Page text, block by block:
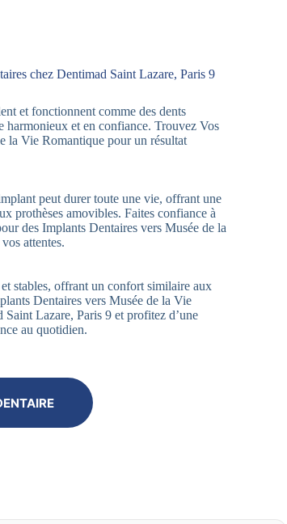
chez Dentimad Saint Lazare, Paris 9
et fonctionnent comme des dents
harmonieux et en confiance. Trouvez Vos
la Vie Romantique pour un résultat
peut durer toute une vie, offrant une
prothèses amovibles. Faites confiance à
des Implants Dentaires vers Musée de la
attentes.
stables, offrant un confort similaire aux
Dentaires vers Musée de la Vie
Lazare, Paris 9 et profitez d’une
au quotidien.